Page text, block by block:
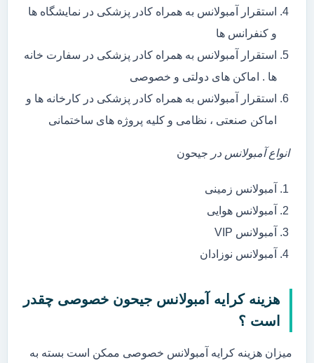
استقرار آمبولانس به همراه کادر پزشکی در نمایشگاه ها
و کنفرانس ها
استقرار آمبولانس به همراه کادر پزشکی در سفارت خانه
ها . اماکن های دولتی و خصوصی
استقرار آمبولانس به همراه کادر پزشکی در کارخانه ها و
اماکن صنعتی ، نظامی و کلیه پروژه های ساختمانی
انواع آمبولانس در جیحون
آمبولانس زمینی
آمبولانس هوایی
آمبولانس VIP
آمبولانس نوزادان
هزینه کرایه آمبولانس جیحون خصوصی چقدر
است ؟
میزان هزینه کرایه آمبولانس خصوصی ممکن است بسته به